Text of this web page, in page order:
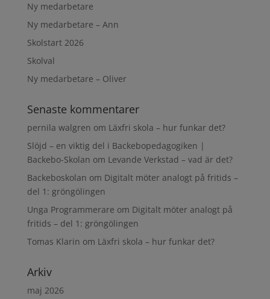
Ny medarbetare
Ny medarbetare – Ann
Skolstart 2026
Skolval
Ny medarbetare – Oliver
Senaste kommentarer
pernila walgren om Läxfri skola – hur funkar det?
Slöjd – en viktig del i Backebopedagogiken |
Backebo-Skolan om Levande Verkstad – vad är det?
Backeboskolan om Digitalt möter analogt på fritids –
del 1: gröngölingen
Unga Programmerare om Digitalt möter analogt på
fritids – del 1: gröngölingen
Tomas Klarin om Läxfri skola – hur funkar det?
Arkiv
maj 2026